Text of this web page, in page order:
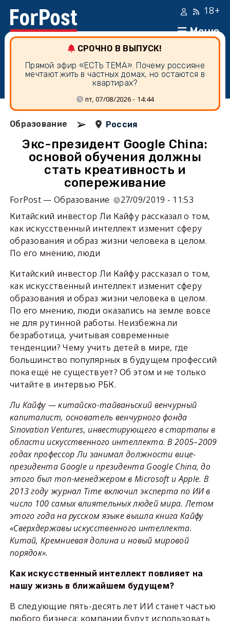
Меню
18+
СРОЧНО В ВЫПУСК!
Прямой эфир «ЕСТЬ ТЕМА». Почему россияне
мечтают жить в частных домах, но остаются в
квартирах?
пт, 07/08/2026 - 14:44
Образование ➢ Россия
Экс-президент Google China:
основой обучения должны
стать креативность и
сопереживание
ForPost — Образование
27/09/2019 - 11:53
Китайский инвестор Ли Кайфу рассказал о том,
как искусственный интеллект изменит сферу
образования и образ жизни человека в целом.
По его мнению, люди
Китайский инвестор Ли Кайфу рассказал о том,
как искусственный интеллект изменит сферу
образования и образ жизни человека в целом.
По его мнению, люди оказались на земле вовсе
не для рутинной работы. Неизбежна ли
безработица, учитывая современные
тенденции? Чему учить детей в мире, где
большинство популярных в будущем профессий
пока ещё не существует? Об этом и не только
читайте в интервью РБК.
Ли Кайфу — китайско-тайваньский венчурный
капиталист, основатель венчурного фонда
Sinovation Ventures, инвестирующего в стартапы в
области искусственного интеллекта. В 2005–2009
годах профессор Ли занимал должности вице-
президента Google и президента Google China, до
этого был топ-менеджером в Microsoft и Apple. В
2013 году журнал Time включил эксперта по ИИ в
число 100 самых влиятельных людей мира. Летом
этого года на русском языке вышла книга Кайфу
«Сверхдержавы искусственного интеллекта.
Китай, Кремниевая долина и новый мировой
порядок».
Как искусственный интеллект повлияет на
нашу жизнь в ближайшем будущем?
В следующие пять-десять лет ИИ станет частью
любого бизнеса: компании будут использовать